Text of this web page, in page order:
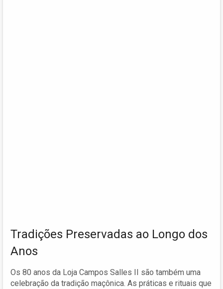
Tradições Preservadas ao Longo dos
Anos
Os 80 anos da Loja Campos Salles II são também uma
celebração da tradição maçônica. As práticas e rituais que